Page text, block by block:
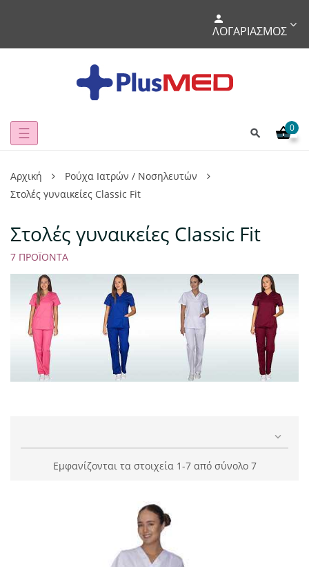
ΛΟΓΑΡΙΑΣΜΌΣ
Toggle
☰ 0
Αρχική
Ρούχα Iατρών / Νοσηλευτών
Στολές γυναικείες Classic Fit
Στολές γυναικείες Classic Fit
7 ΠΡΟΪΌΝΤΑ

Εμφανίζονται τα στοιχεία 1-7 από σύνολο 7